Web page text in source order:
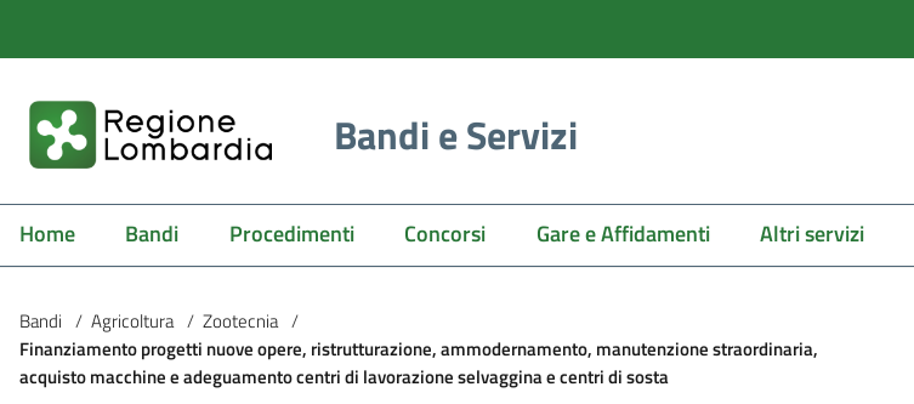
Bandi e Servizi
Home Bandi Procedimenti Concorsi Gare e Affidamenti Altri servizi
Bandi / Agricoltura / Zootecnia /
Finanziamento progetti nuove opere, ristrutturazione, ammodernamento, manutenzione straordinaria,
acquisto macchine e adeguamento centri di lavorazione selvaggina e centri di sosta